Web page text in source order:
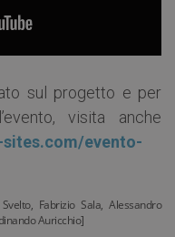
sul progetto e per
visita anche
evento-
Fabrizio Sala, Alessandro
Auricchio]